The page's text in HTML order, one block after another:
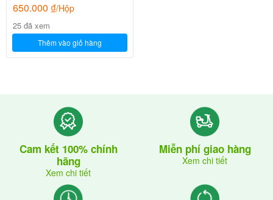
650.000 ₫/Hộp
25 đã xem
Thêm vào giỏ hàng
Cam kết 100% chính
hãng
Xem chi tiết
Miễn phí giao hàng
Xem chi tiết